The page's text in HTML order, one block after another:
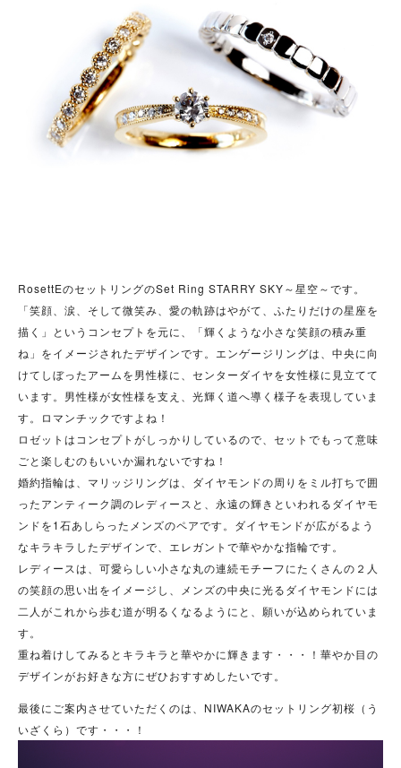
RosettEのセットリングのSet Ring STARRY SKY～星空～です。
「笑顔、涙、そして微笑み、愛の軌跡はやがて、ふたりだけの星座を
描く」というコンセプトを元に、「輝くような小さな笑顔の積み重
ね」をイメージされたデザインです。エンゲージリングは、中央に向
けてしぼったアームを男性様に、センターダイヤを女性様に見立てて
います。男性様が女性様を支え、光輝く道へ導く様子を表現していま
す。ロマンチックですよね！
ロゼットはコンセプトがしっかりしているので、セットでもって意味
ごと楽しむのもいいか漏れないですね！
婚約指輪は、マリッジリングは、ダイヤモンドの周りをミル打ちで囲
ったアンティーク調のレディースと、永遠の輝きといわれるダイヤモ
ンドを1石あしらったメンズのペアです。ダイヤモンドが広がるよう
なキラキラしたデザインで、エレガントで華やかな指輪です。
レディースは、可愛らしい小さな丸の連続モチーフにたくさんの２人
の笑顔の思い出をイメージし、メンズの中央に光るダイヤモンドには
二人がこれから歩む道が明るくなるようにと、願いが込められていま
す。
重ね着けしてみるとキラキラと華やかに輝きます・・・！華やか目の
デザインがお好きな方にぜひおすすめしたいです。
最後にご案内させていただくのは、NIWAKAのセットリング初桜（う
いざくら）です・・・！